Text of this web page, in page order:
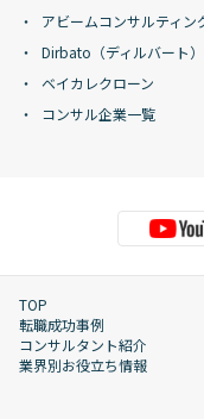
アビームコンサルティン
Dirbato（ディルバート）
ベイカレクローン
コンサル企業一覧
TOP
転職成功事例
コンサルタント紹介
業界別お役立ち情報